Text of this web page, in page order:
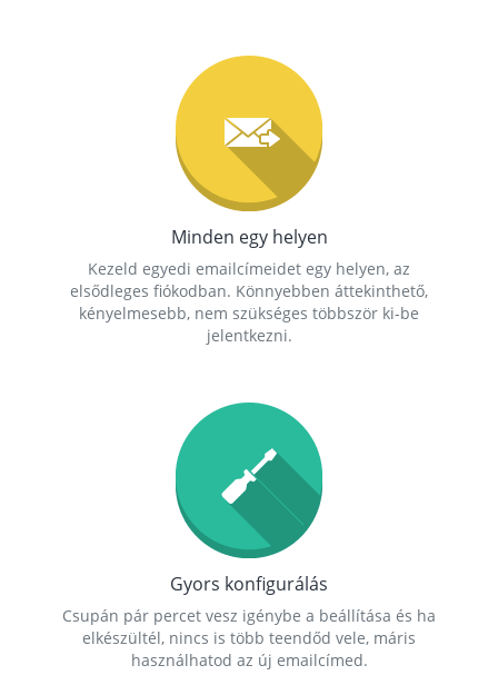
Minden egy helyen
Kezeld egyedi emailcímeidet egy helyen, az
elsődleges fiókodban. Könnyebben áttekinthető,
kényelmesebb, nem szükséges többször ki-be
jelentkezni.
Gyors konfigurálás
Csupán pár percet vesz igénybe a beállítása és ha
elkészültél, nincs is több teendőd vele, máris
használhatod az új emailcímed.